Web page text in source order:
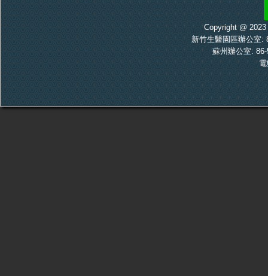
Copyright @
新竹生醫園區辦公室:
蘇州辦公室: